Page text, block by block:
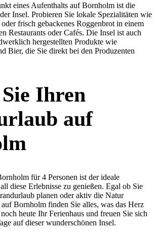
eines Aufenthalts auf Bornholm ist die
Insel. Probieren Sie lokale Spezialitäten wie
frisch gebackenes Roggenbrot in einem
Restaurants oder Cafés. Die Insel ist auch
hergestellten Produkte wie
Bier, die Sie direkt bei den Produzenten
Ihren
auf
für 4 Personen ist der ideale
diese Erlebnisse zu genießen. Egal ob Sie
planen oder aktiv die Natur
Bornholm finden Sie alles, was das Herz
heute Ihr Ferienhaus und freuen Sie sich
auf dieser wunderschönen Insel.